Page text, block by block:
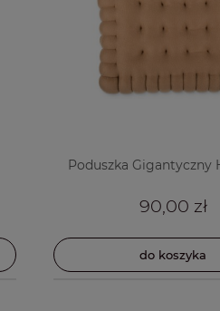
Poduszka Gigantyczny
90,00 zł
do koszyka